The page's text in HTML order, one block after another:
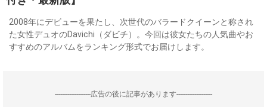
2008年にデビューを果たし、次世代のバラードクイーンと称され
た女性デュオのDavichi（ダビチ）。今回は彼女たちの人気曲やお
すすめのアルバムをランキング形式でお届けします。
--------------------広告の後に記事があります--------------------